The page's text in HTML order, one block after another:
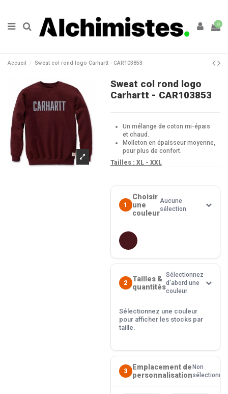
0
Accueil Sweat col rond logo Carhartt - CAR103853
Sweat col rond logo
Carhartt - CAR103853
Un mélange de coton mi-épais
et chaud.
Molleton en épaisseur moyenne,
pour plus de confort.
Tailles : XL- XXL
1
Choisir
une
couleur
Aucune
sélection
2
Tailles &
quantités
Sélectionnez
d'abord une
couleur
Sélectionnez une couleur
pour afficher les stocks par
taille.
3
Emplacement de
personnalisation
Non
sélectionné